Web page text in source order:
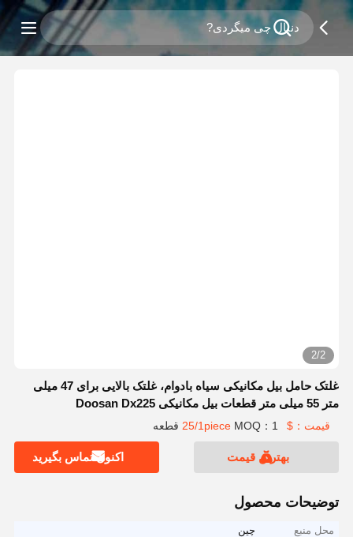
2/2
غلتک حامل بیل مکانیکی سیاه بادوام، غلتک بالایی برای 47 میلی
متر 55 میلی متر قطعات بیل مکانیکی Doosan Dx225
قیمت：$25/1piece MOQ：1 قطعه
بهترین قیمت اکنون تماس بگیرید
توضیحات محصول
محل منبع
چین